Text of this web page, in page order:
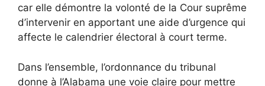
car elle démontre la volonté de la Cour suprême
d’intervenir en apportant une aide d’urgence qui
affecte le calendrier électoral à court terme.
Dans l’ensemble, l’ordonnance du tribunal
donne à l’Alabama une voie claire pour mettre